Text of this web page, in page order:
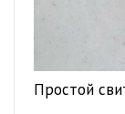
Простой